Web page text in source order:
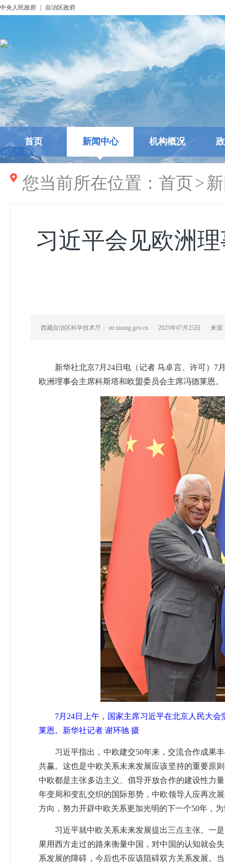
中央人民政府 自治区政府
首页 新闻中心 机构概况
您当前所在位置： 首页>
习近平会见欧洲
西藏自治区科学技术厅： sti.xizang.gov.cn 2025年07月25日 来源
新华社北京7月24日电（记者 马卓言、许可）7
欧洲理事会主席科斯塔和欧盟委员会主席冯德莱恩。
7月24日上午，国家主席习近平在北京人民大
莱恩。新华社记者 谢环驰 摄
习近平指出，中欧建交50年来，交流合作成果
共赢。这也是中欧关系未来发展应该坚持的重要原
中欧都是主张多边主义、倡导开放合作的建设性力
年变局和变乱交织的国际形势，中欧领导人应再次
方向，努力开辟中欧关系更加光明的下一个50年，
习近平就中欧关系未来发展提出三点主张。一
果用西方走过的路来衡量中国，对中国的认知就会
系发展的障碍，今后也不应该阻碍双方关系发展。